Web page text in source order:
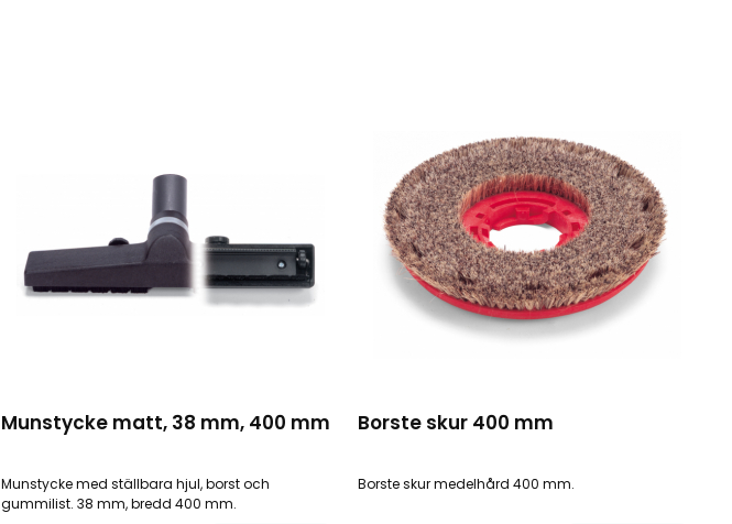
Munstycke matt, 38 mm, 400 mm
Munstycke med ställbara hjul, borst och
gummilist. 38 mm, bredd 400 mm.
Borste skur 400 mm
Borste skur medelhård 400 mm.